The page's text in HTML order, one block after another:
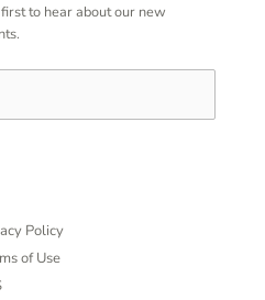
to hear about our new
Policy
of Use